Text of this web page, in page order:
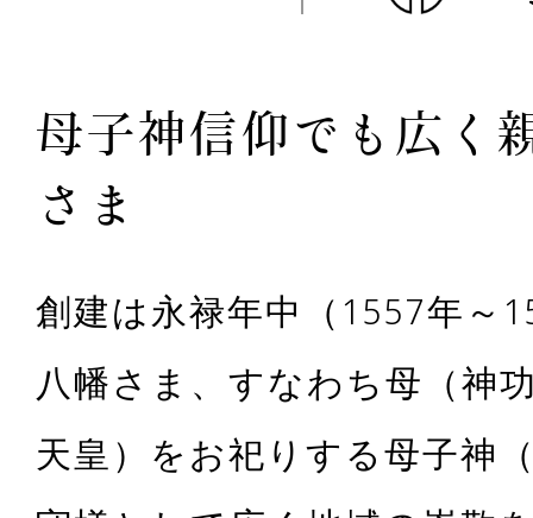
母子神信仰でも広く
さま
創建は永禄年中（1557年～
八幡さま、すなわち母（神
天皇）をお祀りする母子神